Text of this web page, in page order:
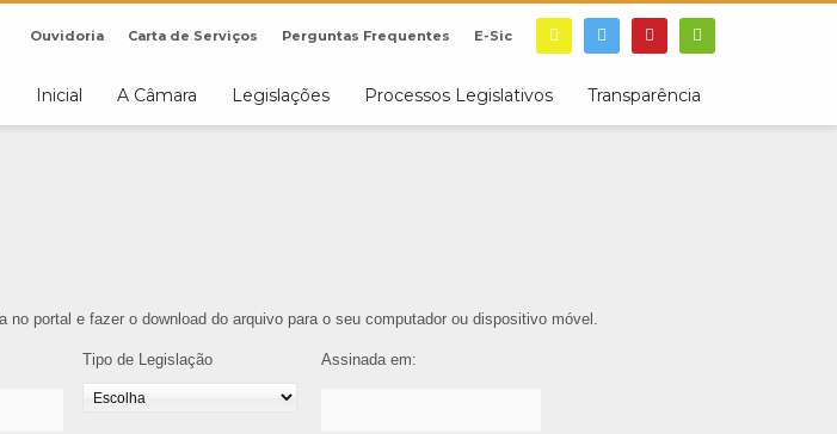
Ouvidoria Carta de Serviços Perguntas Frequentes E-Sic
Inicial A Câmara Legislações Processos Legislativos Transparência
portal e fazer o download do arquivo para o seu computador ou dispositivo móvel.
Tipo de Legislação Assinada em: